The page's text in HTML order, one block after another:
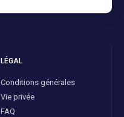
LÉGAL
Conditions générales
Vie privée
FAQ